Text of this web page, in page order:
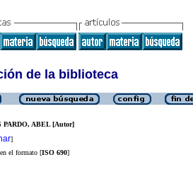
de la biblioteca
PARDO, ABEL [Autor]
]
el formato [ISO 690]